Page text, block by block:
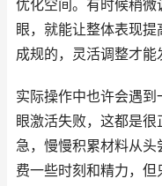
优化空间。有时候稍
眼，就能让整体表现
成规的，灵活调整才能
实际操作中也许会遇
眼激活失败，这都是
急，慢慢积累材料从
费一些时刻和精力，